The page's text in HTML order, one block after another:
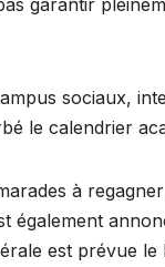
sociaux,
le calendrier
à
également
est prévue